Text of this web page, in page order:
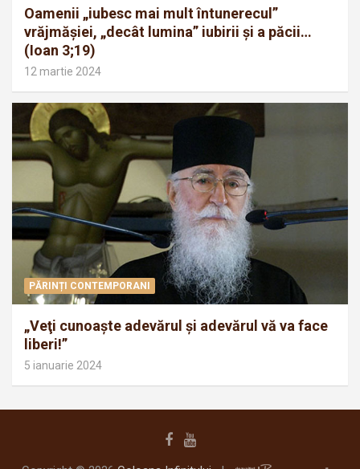
Oamenii „iubesc mai mult întunerecul”
vrăjmăşiei, „decât lumina” iubirii şi a păcii…
(Ioan 3;19)
12 martie 2024
PĂRINȚI CONTEMPORANI
„Veţi cunoaşte adevărul şi adevărul vă va face
liberi!”
5 ianuarie 2024